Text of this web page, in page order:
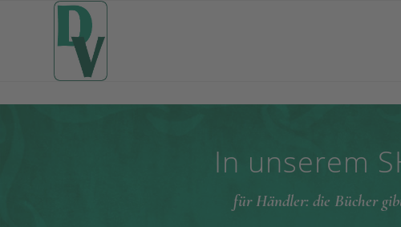
In unserem
für Händler: die Bücher